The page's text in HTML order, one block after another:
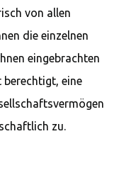
von allen
die einzelnen
eingebrachten
berechtigt, eine
zu.